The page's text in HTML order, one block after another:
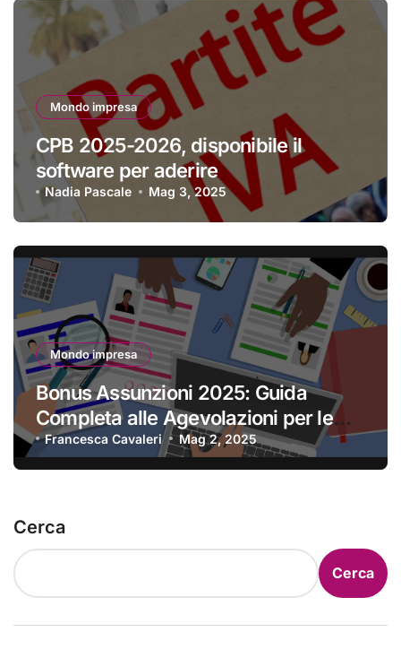
Mondo impresa
CPB 2025-2026, disponibile il
software per aderire
Nadia Pascale Mag 3, 2025
Mondo impresa
Bonus Assunzioni 2025: Guida
Completa alle Agevolazioni per le
Imprese
Francesca Cavaleri Mag 2, 2025
Cerca
Cerca